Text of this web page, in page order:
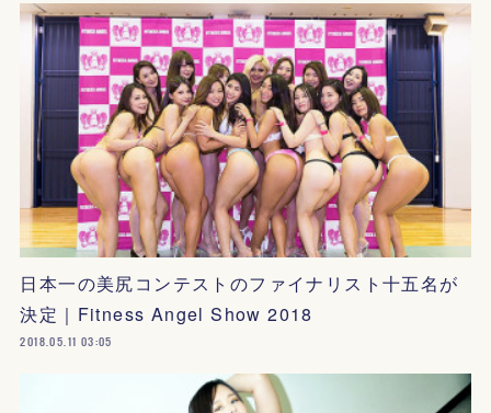
日本一の美尻コンテストのファイナリスト十五名が
決定｜Fitness Angel Show 2018
2018.05.11 03:05